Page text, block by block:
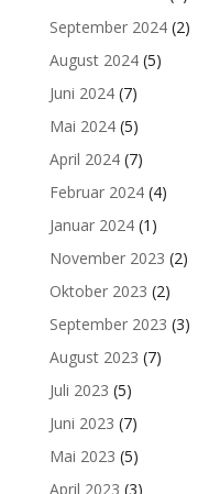
September 2024(2)
August 2024(5)
Juni 2024(7)
Mai 2024(5)
April 2024(7)
Februar 2024(4)
Januar 2024(1)
November 2023 (2)
Oktober 2023 (2)
September 2023 (3)
August 2023 (7)
Juli 2023 (5)
Juni 2023 (7)
Mai 2023 (5)
April 2023 (3)